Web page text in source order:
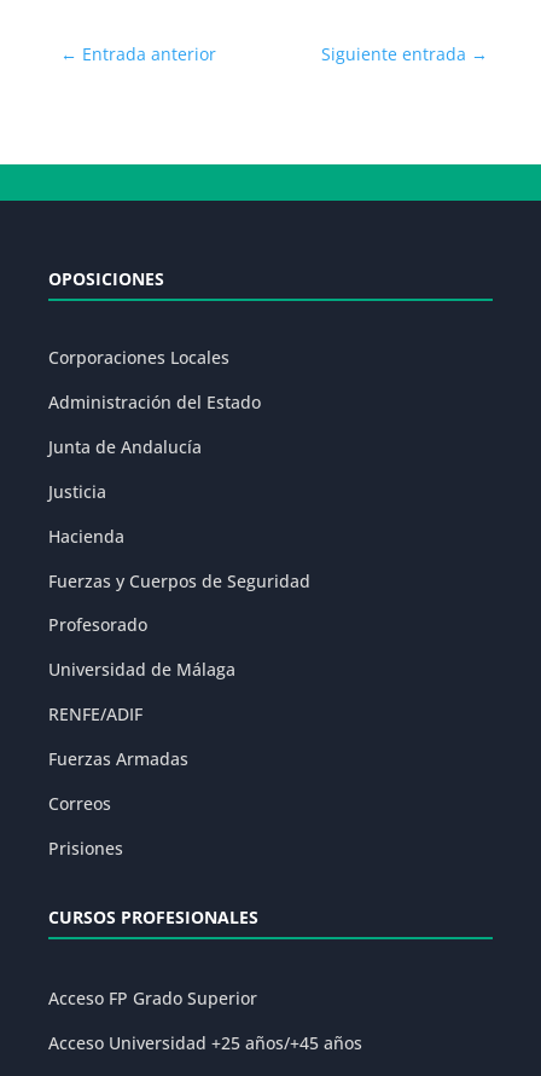
← Entrada anterior Siguiente entrada →
OPOSICIONES
Corporaciones Locales
Administración del Estado
Junta de Andalucía
Justicia
Hacienda
Fuerzas y Cuerpos de Seguridad
Profesorado
Universidad de Málaga
RENFE/ADIF
Fuerzas Armadas
Correos
Prisiones
CURSOS PROFESIONALES
Acceso FP Grado Superior
Acceso Universidad +25 años/+45 años